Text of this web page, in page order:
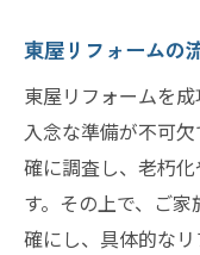
雪害を防
リフォー
ト
地域の気
東屋リフォームの
東屋リフォームを
入念な準備が不可
確に調査し、老朽
す。その上で、ご
確にし、具体的なリ